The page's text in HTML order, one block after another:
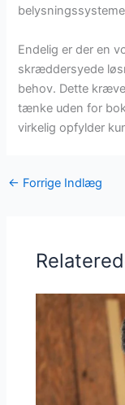
Endelig er der en
skræddersyede
behov. Dette
tænke uden for
virkelig opfylder
← Forrige Indlæg